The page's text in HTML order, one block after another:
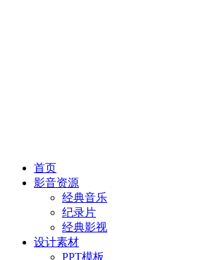
首页
影音资源
经典音乐
纪录片
经典影视
设计素材
PPT模板